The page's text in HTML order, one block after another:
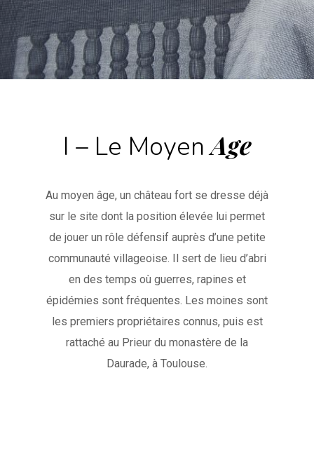
I – Le MoyenAge
Au moyen âge, un château fort se dresse déjà
sur le site dont la position élevée lui permet
de jouer un rôle défensif auprès d’une petite
communauté villageoise. Il sert de lieu d’abri
en des temps où guerres, rapines et
épidémies sont fréquentes. Les moines sont
les premiers propriétaires connus, puis est
rattaché au Prieur du monastère de la
Daurade, à Toulouse.